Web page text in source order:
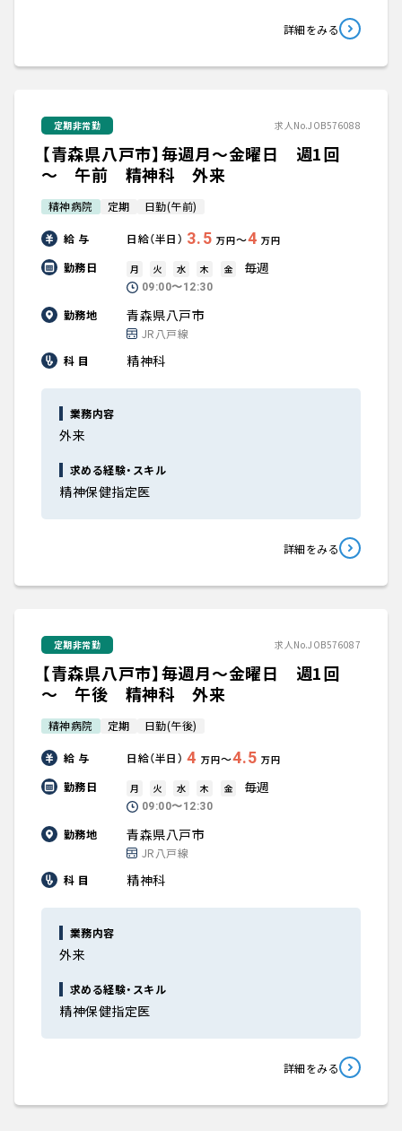
詳細をみる
定期非常勤 求人No.JOB576088
【青森県八戸市】毎週月～金曜日 週1回
～ 午前 精神科 外来
精神病院 定期 日勤(午前)
給 与 日給（半日） 3.5 万円〜4 万円
勤務日 月 火 水 木 金 毎週
09:00〜12:30
勤務地 青森県八戸市
JR八戸線
科 目
精神科
業務内容
外来
求める経験・スキル
精神保健指定医
詳細をみる
定期非常勤 求人No.JOB576087
【青森県八戸市】毎週月～金曜日 週1回
～ 午後 精神科 外来
精神病院 定期 日勤(午後)
給 与 日給（半日） 4 万円〜4.5 万円
勤務日 月 火 水 木 金 毎週
09:00〜12:30
勤務地 青森県八戸市
JR八戸線
科 目
精神科
業務内容
外来
求める経験・スキル
精神保健指定医
詳細をみる